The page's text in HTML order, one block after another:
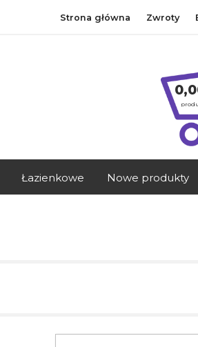
Strona główna Zwroty
Łazienkowe Nowe produkty